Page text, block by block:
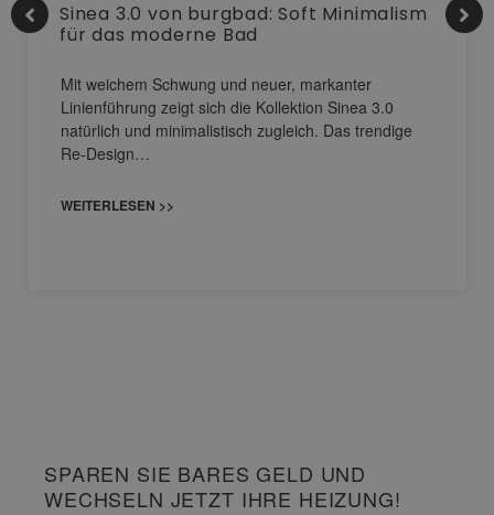
Sinea 3.0 von burgbad: Soft Minimalism
für das moderne Bad
Mit weichem Schwung und neuer, markanter
Linienführung zeigt sich die Kollektion Sinea 3.0
natürlich und minimalistisch zugleich. Das trendige
Re-Design…
WEITERLESEN >>
SPAREN SIE BARES GELD UND
WECHSELN JETZT IHRE HEIZUNG!